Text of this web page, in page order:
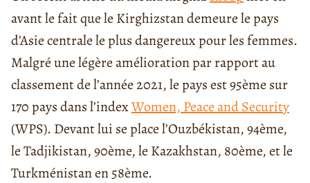
avant le fait que le Kirghizstan demeure le pays
d’Asie centrale le plus dangereux pour les femmes.
Malgré une légère amélioration par rapport au
classement de l’année 2021, le pays est 95ème sur
170 pays dans l’indexWomen, Peace and Security
(WPS). Devant lui se place l’Ouzbékistan, 94ème,
le Tadjikistan, 90ème, le Kazakhstan, 80ème, et le
Turkménistan en 58ème.